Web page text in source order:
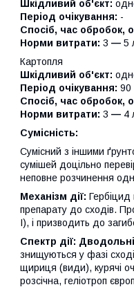
Шкідливий об'єкт:
Період очікування: -
Спосіб, час обробок,
Норми витрати: 3 — 5
Картопля
Шкідливий об'єкт:
Період очікування: 90
Спосіб, час обробок,
Норми витрати: 3 — 4
Сумісність:
Сумісний з іншими
сумішей доцільно
неповне розчинення
Механізм дії: Гербіцид
препарату до сходів.
I), і призводить до
Спектр дії:
знищуються у фазі
щириця (види), курячі
розсічна, геліотроп